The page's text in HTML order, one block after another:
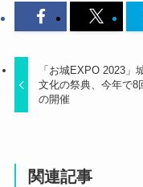
「お城EXPO 2023」
文化の祭典、今年で8
の開催
関連記事